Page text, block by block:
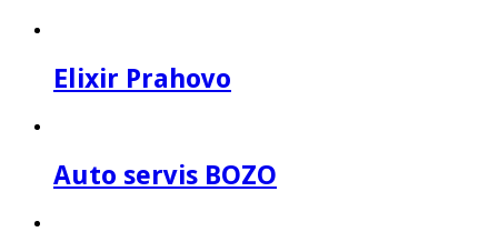
Elixir Prahovo
Auto servis BOZO